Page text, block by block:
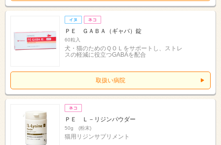
ＰＥ ＧＡＢＡ（ギャバ）錠
60粒入
犬・猫のためのＱＯＬをサポートし、ストレ
スの軽減に役立つGABAを配合
取扱い病院
ＰＥ Ｌ－リジンパウダー
50g (粉末)
猫用リジンサプリメント